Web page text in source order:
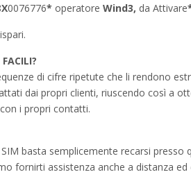
X0076776* operatore Wind3, da Attivare
di cifre ripetute che li rendono
dai propri clienti, riuscendo così a
i propri contatti.
SIM basta semplicemente recarsi
fornirti assistenza anche a distanza